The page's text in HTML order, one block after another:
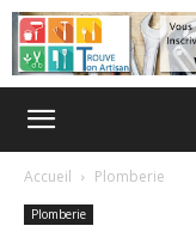
Accueil Plomberie
Plomberie